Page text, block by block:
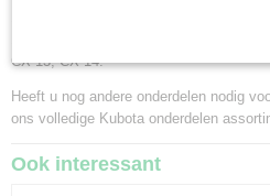
1-15, Kubota B 40, B 1200, B 1400, B
1750, B 3200, B 7200, B 8200, L 1500,
CX 13, CX 14.
Heeft u nog andere onderdelen nodig
ons volledige Kubota onderdelen
Ook interessant